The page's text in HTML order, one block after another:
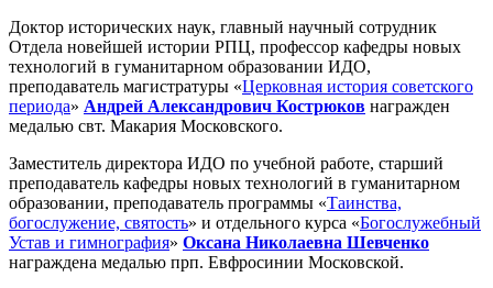
Доктор исторических наук, главный научный сотрудник
Отдела новейшей истории РПЦ, профессор кафедры новых
технологий в гуманитарном образовании ИДО,
преподаватель магистратуры «Церковная история советского
периода» Андрей Александрович Кострюков награжден
медалью свт. Макария Московского.
Заместитель директора ИДО по учебной работе, старший
преподаватель кафедры новых технологий в гуманитарном
образовании, преподаватель программы «Таинства,
богослужение, святость» и отдельного курса «Богослужебный
Устав и гимнография» Оксана Николаевна Шевченко
награждена медалью прп. Евфросинии Московской.